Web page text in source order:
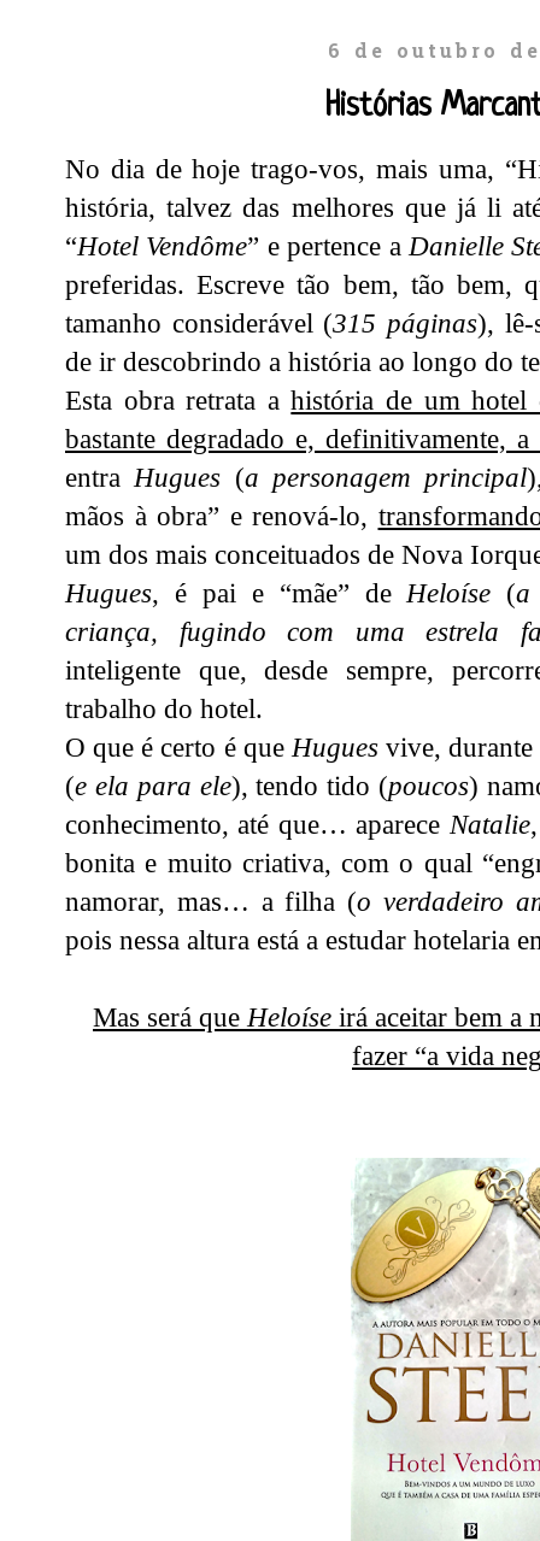
6 de outubro
Histórias
No dia de hoje trago-vos, mais uma,
história, talvez das melhores que já li
“Hotel Vendôme” e pertence a Danielle
preferidas. Escreve tão bem, tão bem,
tamanho considerável (315 páginas), lê-
de ir descobrindo a história ao longo do
Esta obra retrata ahistória de um hotel
bastante degradado e, definitivamente, a
entra Hugues (a personagem principal
mãos à obra” e renová-lo,
um dos mais conceituados de Nova
Hugues, é pai e “mãe” de Heloíse (a
criança, fugindo com uma estrela
inteligente que, desde sempre,
trabalho do hotel.
O que é certo é que Huguesvive, durante
(e ela para ele), tendo tido (poucos)
conhecimento, até que… aparece Natalie
bonita e muito criativa, com o qual
namorar, mas… a filha (o verdadeiro
pois nessa altura está a estudar hotelaria
Mas será que Heloíse irá aceitar bem a
fazer “a vida